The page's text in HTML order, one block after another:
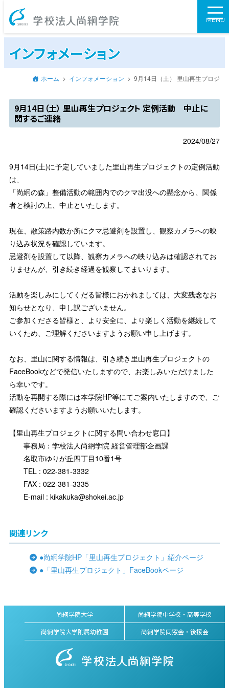
学校法人尚絅学
MENU
インフォメーション
ホーム インフォメーション 9月14日（土） 里山再生プロジ
9月14日（土） 里山再生プロジェクト 定例活動 中止に
関するご連絡
2024/08/27
9月14日(土)に予定していました里山再生プロジェクトの定例活動
は、
「尚絅の森」整備活動の範囲内でのクマ出没への懸念から、関係
者と検討の上、中止といたします。
現在、散策路内数か所にクマ忌避剤を設置し、観察カメラへの映
り込み状況を確認しています。
忌避剤を設置して以降、観察カメラへの映り込みは確認されてお
りませんが、引き続き経過を観察してまいります。
活動を楽しみにしてくだる皆様におかれましては、大変残念なお
知らせとなり、申し訳ございません。
ご参加くださる皆様と、より安全に、より楽しく活動を継続して
いくため、ご理解くださいますようお願い申し上げます。
なお、里山に関する情報は、引き続き里山再生プロジェクトの
FaceBookなどで発信いたしますので、お楽しみいただけました
ら幸いです。
活動を再開する際には本学院HP等にてご案内いたしますので、ご
確認くださいますようお願いいたします。
【里山再生プロジェクトに関する問い合わせ窓口】
事務局：学校法人尚絅学院 経営管理部企画課
名取市ゆりが丘四丁目10番1号
TEL : 022-381-3332
FAX : 022-381-3335
E-mail : kikakuka@shokei.ac.jp
関連リンク
●尚絅学院HP「里山再生プロジェクト」紹介ページ
●「里山再生プロジェクト」FaceBookページ
尚絅学院大学
尚絅学院中学校・高等学校
尚絅学院大学附属幼稚園
尚絅学院同窓会・後援会